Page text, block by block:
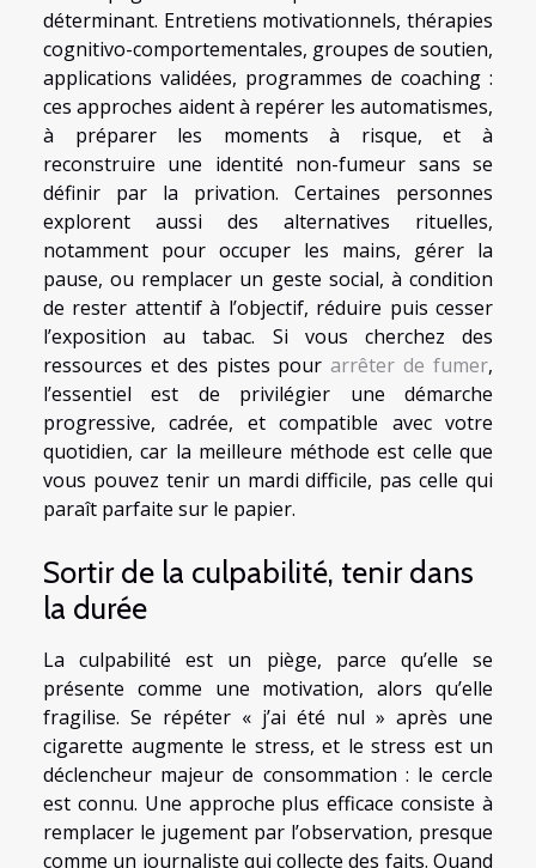
déterminant. Entretiens motivationnels, thérapies
cognitivo-comportementales, groupes de soutien,
applications validées, programmes de coaching :
ces approches aident à repérer les automatismes,
à préparer les moments à risque, et à
reconstruire une identité non-fumeur sans se
définir par la privation. Certaines personnes
explorent aussi des alternatives rituelles,
notamment pour occuper les mains, gérer la
pause, ou remplacer un geste social, à condition
de rester attentif à l’objectif, réduire puis cesser
l’exposition au tabac. Si vous cherchez des
ressources et des pistes pourarrêter de fumer,
l’essentiel est de privilégier une démarche
progressive, cadrée, et compatible avec votre
quotidien, car la meilleure méthode est celle que
vous pouvez tenir un mardi difficile, pas celle qui
paraît parfaite sur le papier.
Sortir de la culpabilité, tenir dans
la durée
La culpabilité est un piège, parce qu’elle se
présente comme une motivation, alors qu’elle
fragilise. Se répéter « j’ai été nul » après une
cigarette augmente le stress, et le stress est un
déclencheur majeur de consommation : le cercle
est connu. Une approche plus efficace consiste à
remplacer le jugement par l’observation, presque
comme un journaliste qui collecte des faits. Quand